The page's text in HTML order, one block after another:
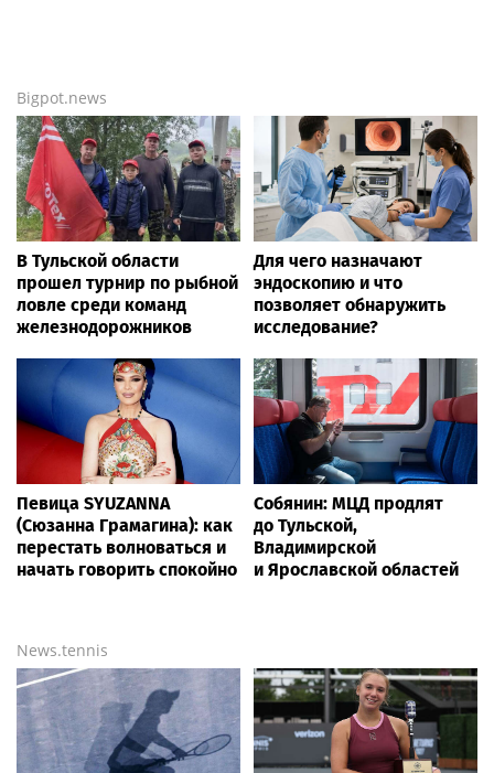
Bigpot.news
В Тульской области
прошел турнир по рыбной
ловле среди команд
железнодорожников
Для чего назначают
эндоскопию и что
позволяет обнаружить
исследование?
Певица SYUZANNA
(Сюзанна Грамагина): как
перестать волноваться и
начать говорить спокойно
Собянин: МЦД продлят
до Тульской,
Владимирской
и Ярославской областей
News.tennis